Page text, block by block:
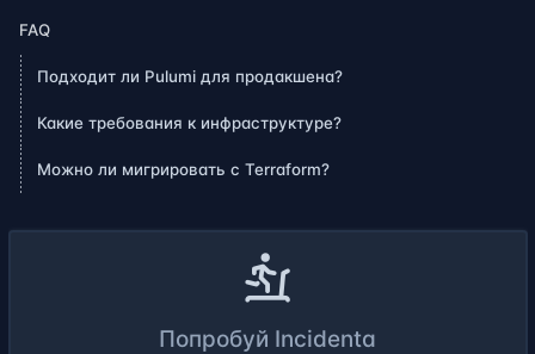
FAQ
Подходит ли Pulumi для продакшена?
Какие требования к инфраструктуре?
Можно ли мигрировать с Terraform?
Попробуй Incidenta